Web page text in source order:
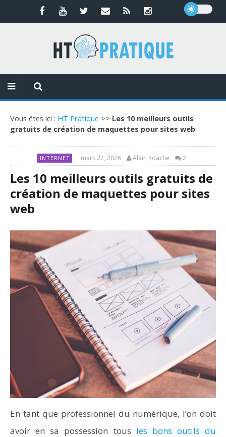
Vous êtes ici : HT Pratique >> Les 10 meilleurs outils
gratuits de création de maquettes pour sites web
INTERNET mars 27, 2026 Alain Roache 2
Les 10 meilleurs outils gratuits de
création de maquettes pour sites
web
En tant que professionnel du numérique, l’on doit
avoir en sa possession tous les bons outils du